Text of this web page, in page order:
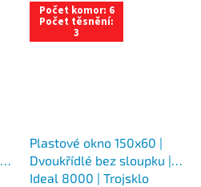
Počet komor: 6
Počet těsnění:
3
Plastové okno 150x60 |
Dvoukřídlé bez sloupku |
Ideal 8000 | Trojsklo